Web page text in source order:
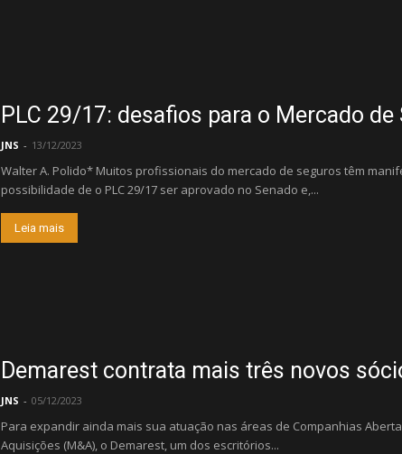
PLC 29/17: desafios para o Mercado
JNS - 13/12/2023
Walter A. Polido* Muitos profissionais do mercado de seguros têm
possibilidade de o PLC 29/17 ser aprovado no Senado e,...
Leia mais
Demarest contrata mais três novos
JNS - 05/12/2023
Para expandir ainda mais sua atuação nas áreas de Companhias
Aquisições (M&A), o Demarest, um dos escritórios...